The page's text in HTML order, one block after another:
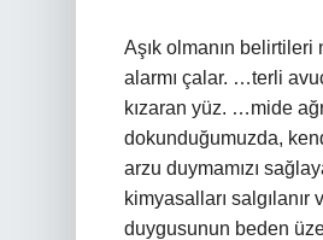
Aşık olmanın
alarmı çalar. …terli
kızaran yüz. …mide
dokunduğumuzda,
arzu duymamızı
kimyasalları
duygusunun beden